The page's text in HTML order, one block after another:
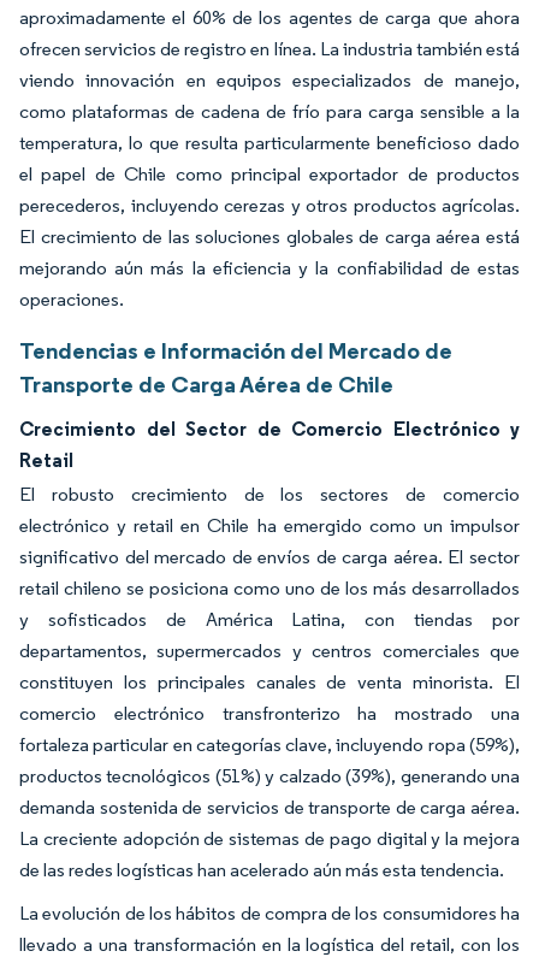
aproximadamente el 60% de los agentes de carga que ahora
ofrecen servicios de registro en línea. La industria también está
viendo innovación en equipos especializados de manejo,
como plataformas de cadena de frío para carga sensible a la
temperatura, lo que resulta particularmente beneficioso dado
el papel de Chile como principal exportador de productos
perecederos, incluyendo cerezas y otros productos agrícolas.
El crecimiento de las soluciones globales de carga aérea está
mejorando aún más la eficiencia y la confiabilidad de estas
operaciones.
Tendencias e Información del Mercado de
Transporte de Carga Aérea de Chile
Crecimiento del Sector de Comercio Electrónico y
Retail
El robusto crecimiento de los sectores de comercio
electrónico y retail en Chile ha emergido como un impulsor
significativo del mercado de envíos de carga aérea. El sector
retail chileno se posiciona como uno de los más desarrollados
y sofisticados de América Latina, con tiendas por
departamentos, supermercados y centros comerciales que
constituyen los principales canales de venta minorista. El
comercio electrónico transfronterizo ha mostrado una
fortaleza particular en categorías clave, incluyendo ropa (59%),
productos tecnológicos (51%) y calzado (39%), generando una
demanda sostenida de servicios de transporte de carga aérea.
La creciente adopción de sistemas de pago digital y la mejora
de las redes logísticas han acelerado aún más esta tendencia.
La evolución de los hábitos de compra de los consumidores ha
llevado a una transformación en la logística del retail, con los